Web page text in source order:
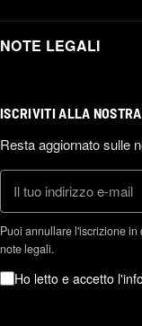
NOTE LEGALI
ISCRIVITI ALLA
Resta aggiornato sulle
Puoi annullare l'iscrizione
note legali.
Ho letto e accetto